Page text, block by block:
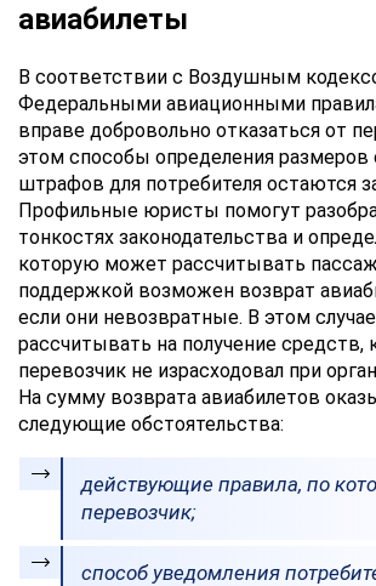
авиабилеты
В соответствии с Воздушным
Федеральными авиационными
вправе добровольно отказаться от
этом способы определения размеров
штрафов для потребителя остаются
Профильные юристы помогут
тонкостях законодательства и
которую может рассчитывать
поддержкой возможен возврат
если они невозвратные. В этом
рассчитывать на получение средств,
перевозчик не израсходовал при
На сумму возврата авиабилетов
следующие обстоятельства:
действующие правила, по
перевозчик;
способ уведомления